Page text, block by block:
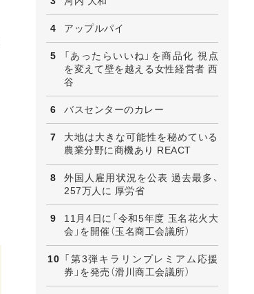
アップルパイ
「あったらいいね」を商品化 視点
を変えて壁を越える女性経営者 西
谷
バスセンターのカレー
大地は大きな可能性を秘めている
農業分野に商機あり REACT
外国人雇用状況を公表 過去最多、
257万人に 厚労省
11月4日に「令和5年度 玉名花火大
会」を開催（玉名商工会議所）
「第3弾キラリンプレミアム応援
券」を発売（滑川商工会議所）